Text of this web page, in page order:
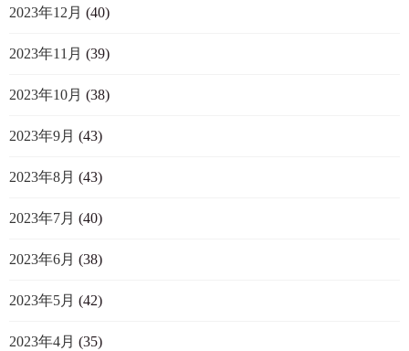
2023年12月 (40)
2023年11月 (39)
2023年10月 (38)
2023年9月 (43)
2023年8月 (43)
2023年7月 (40)
2023年6月 (38)
2023年5月 (42)
2023年4月 (35)